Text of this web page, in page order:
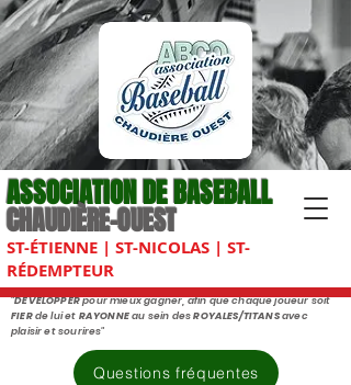
ASSOCIATION DE BASEBALL
CHAUDIÈRE-OUEST
ST-ÉTIENNE | ST-NICOLAS | ST-
RÉDEMPTEUR
"DÉVELOPPERpour mieux gagner, afin que chaque joueur soit
FIERde lui et RAYONNEau sein desROYALES/TITANSavec
plaisir et sourires"
Questions fréquentes